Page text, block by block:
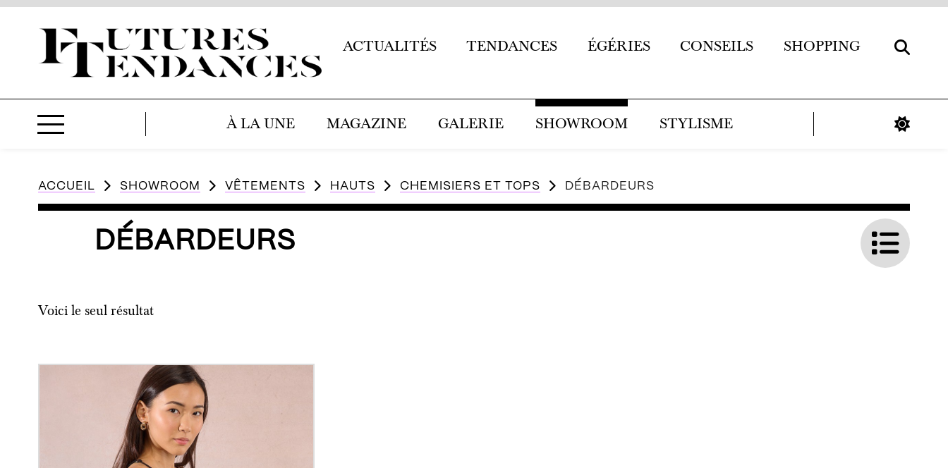
ACTUALITÉS TENDANCES ÉGÉRIES CONSEILS SHOPPING
À LA UNE MAGAZINE GALERIE SHOWROOM STYLISME
ACCUEIL SHOWROOM VÊTEMENTS HAUTS CHEMISIERS ET TOPS DÉBARDEURS
DÉBARDEURS
Voici le seul résultat